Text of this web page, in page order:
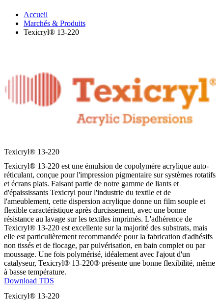
Accueil
Marchés & Produits
Texicryl® 13-220
Texicryl® 13-220
Texicryl® 13-220 est une émulsion de copolymère acrylique auto-
réticulant, conçue pour l'impression pigmentaire sur systèmes rotatifs
et écrans plats. Faisant partie de notre gamme de liants et
d'épaississants Texicryl pour l'industrie du textile et de
l'ameublement, cette dispersion acrylique donne un film souple et
flexible caractéristique après durcissement, avec une bonne
résistance au lavage sur les textiles imprimés. L'adhérence de
Texicryl® 13-220 est excellente sur la majorité des substrats, mais
elle est particulièrement recommandée pour la fabrication d'adhésifs
non tissés et de flocage, par pulvérisation, en bain complet ou par
moussage. Une fois polymérisé, idéalement avec l'ajout d'un
catalyseur, Texicryl® 13-220® présente une bonne flexibilité, même
à basse température.
Download TDS
Texicryl® 13-220